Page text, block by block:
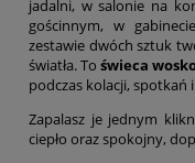
jadalni, w salonie na
gościnnym, w
zestawie dwóch sztuk
światła. Toświeca
podczas kolacji, spotkań
Zapalasz je jednym
ciepło oraz spokojny,